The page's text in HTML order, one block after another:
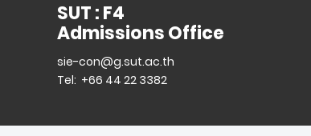
SUT : F4
Admissions Office
sie-con@g.sut.ac.th
Tel: +66 44 22 3382